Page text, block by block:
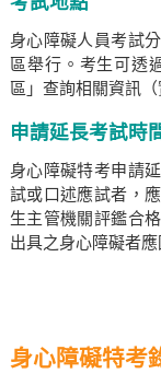
身心障礙人員考試
區舉行。考生可透
區」查詢相關資訊
申請延長考試時
身心障礙特考申請
試或口述應試者，
生主管機關評鑑合
出具之身心障礙者
身心障礙特考